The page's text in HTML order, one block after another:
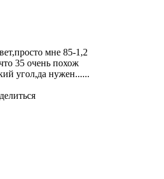
мне 85-1,2
35 очень похож
угол,да нужен......